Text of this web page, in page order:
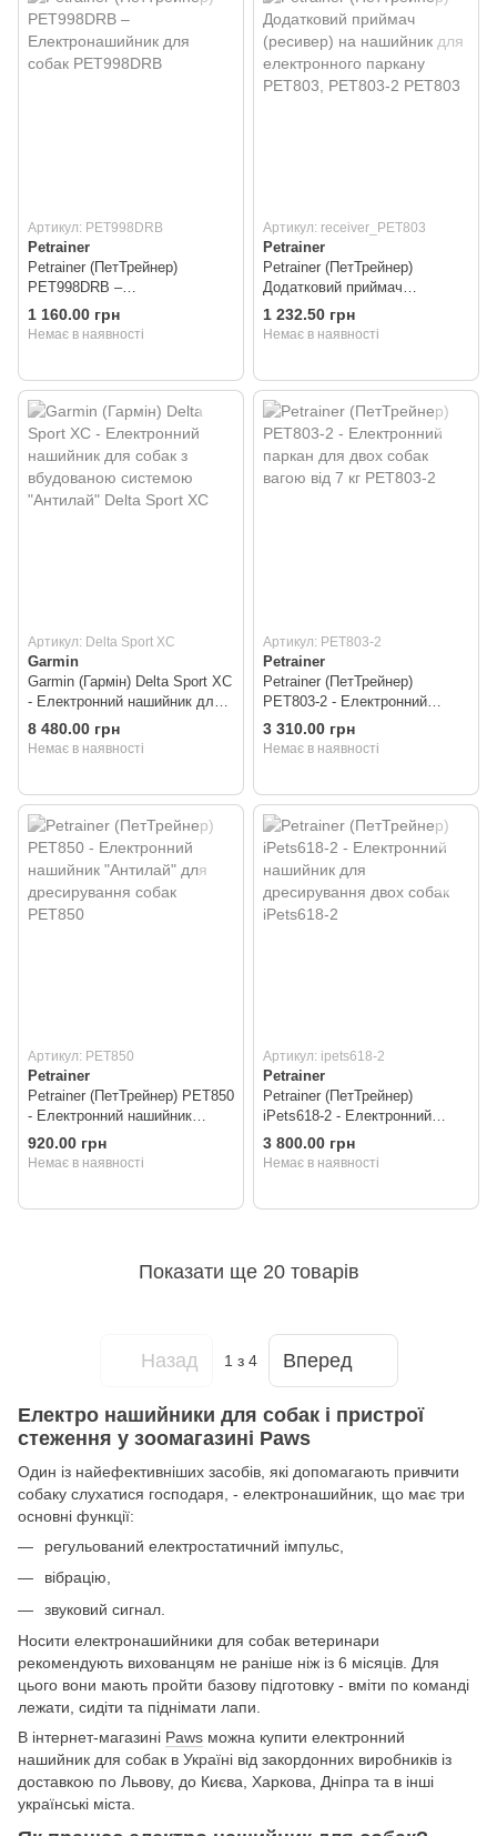
Електро нашийники для собак і пристрої
стеження у зоомагазині Paws
Один із найефективніших засобів, які допомагають привчити
собаку слухатися господаря, - електронашийник, що має три
основні функції:
регульований електростатичний імпульс,
вібрацію,
звуковий сигнал.
Носити електронашийники для собак ветеринари
рекомендують вихованцям не раніше ніж із 6 місяців. Для
цього вони мають пройти базову підготовку - вміти по команді
лежати, сидіти та піднімати лапи.
В інтернет-магазині Paws можна купити електронний
нашийник для собак в Україні від закордонних виробників із
доставкою по Львову, до Києва, Харкова, Дніпра та в інші
українські міста.
Артикул: PET998DRB
Petrainer
Petrainer (ПетТрейнер)
PET998DRB –
Електронашийник для собак
PET998DRB
1 160.00 грн
Немає в наявності
Артикул: receiver_PET803
Petrainer
Petrainer (ПетТрейнер)
Додатковий приймач
(ресивер) на нашийник для
електронного паркану
1 232.50 грн
Немає в наявності
Артикул: Delta Sport XC
Garmin
Garmin (Гармін) Delta Sport XC
- Електронний нашийник для
собак з вбудованою системою
"Антилай" Delta Sport XC
8 480.00 грн
Немає в наявності
Артикул: PET803-2
Petrainer
Petrainer (ПетТрейнер)
PET803-2 - Електронний
паркан для двох собак вагою
від 7 кг PET803-2
3 310.00 грн
Немає в наявності
Артикул: PET850
Petrainer
Petrainer (ПетТрейнер) PET850
- Електронний нашийник
"Антилай" для дресирування
собак PET850
920.00 грн
Немає в наявності
Артикул: ipets618-2
Petrainer
Petrainer (ПетТрейнер)
iPets618-2 - Електронний
нашийник для дресирування
двох собак iPets618-2
3 800.00 грн
Немає в наявності
Показати ще 20 товарів
Назад 1 з 4 Вперед